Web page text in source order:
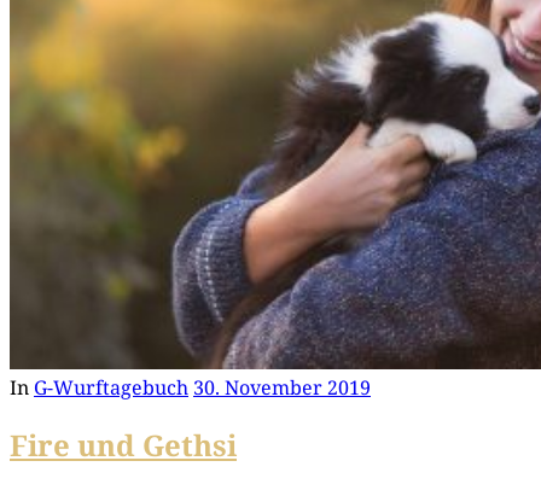
In G-Wurftagebuch 30. November 2019
Fire und Gethsi